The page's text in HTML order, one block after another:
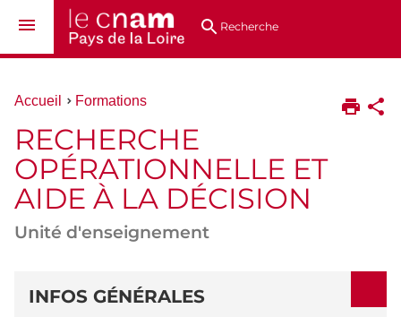
au
directsRecherche
Vous
ici :
Accueil Formations
RECHERCHE
OPÉRATIONNELLE ET
AIDE À LA DÉCISION
Unité d'enseignement
DÉTAILS
INFOS GÉNÉRALES